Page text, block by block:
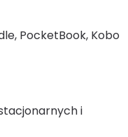
PocketBook, Kobo
i